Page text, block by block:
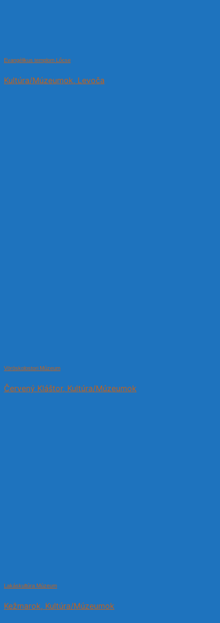
Evangélikus templom Lőcse
Kultúra/Múzeumok, Levoča
Vöröskolostori Múzeum
Červený Kláštor, Kultúra/Múzeumok
Lakáskultúra Múzeum
Kežmarok, Kultúra/Múzeumok